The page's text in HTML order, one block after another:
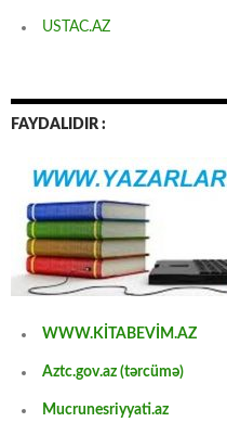
USTAC.AZ
FAYDALIDIR :
WWW.KİTABEVİM.AZ
Aztc.gov.az (tərcümə)
Mucrunesriyyati.az